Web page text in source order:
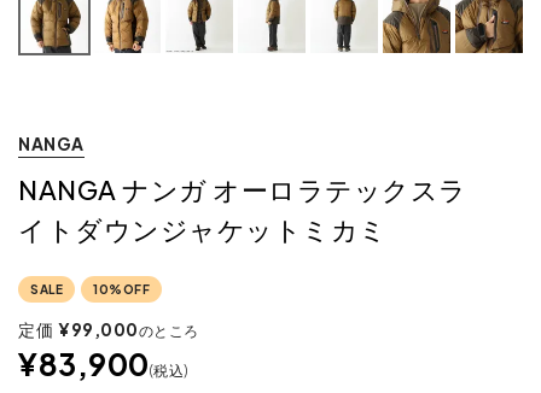
NANGA
NANGA ナンガ オーロラテックスラ
イトダウンジャケットミカミ
SALE 10%OFF
定価 ¥99,000のところ
¥83,900 税込